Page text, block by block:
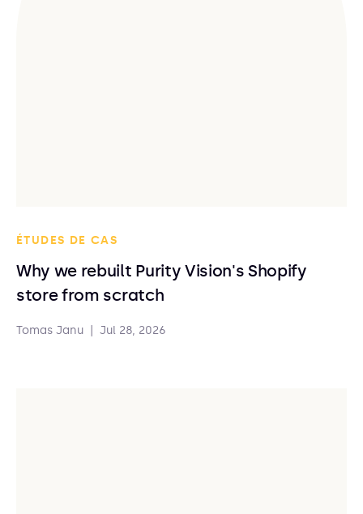
ÉTUDES DE CAS
Why we rebuilt Purity Vision's Shopify
store from scratch
Tomas Janu Jul 28, 2026